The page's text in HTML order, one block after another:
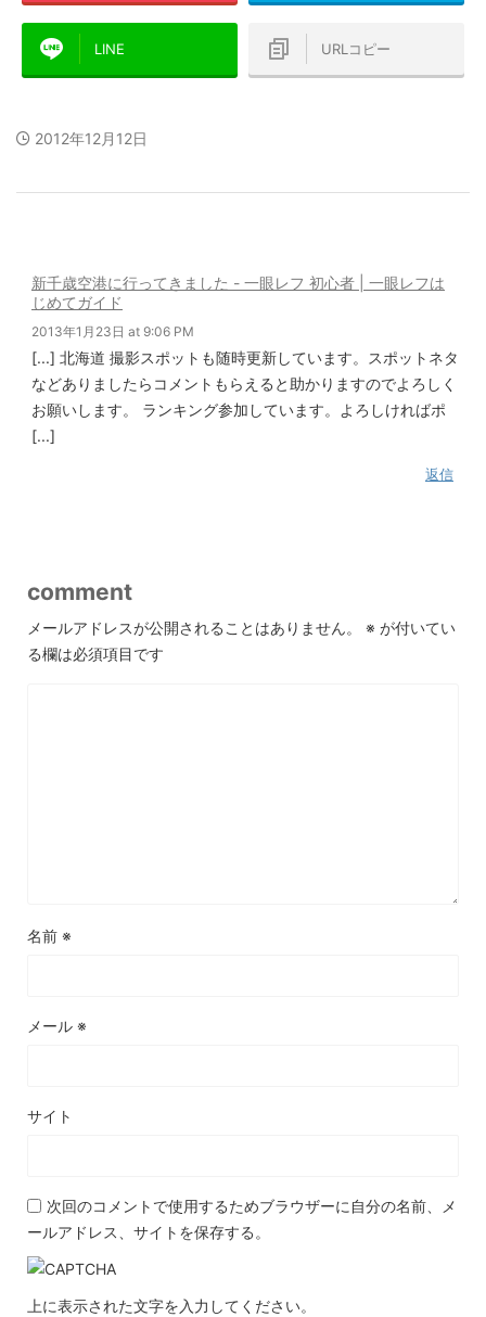
LINE URLコピー
2012年12月12日
新千歳空港に行ってきました - 一眼レフ 初心者 | 一眼レフは
じめてガイド
2013年1月23日 at 9:06 PM
[...] 北海道 撮影スポットも随時更新しています。スポットネタ
などありましたらコメントもらえると助かりますのでよろしく
お願いします。 ランキング参加しています。よろしければポ
[...]
返信
comment
メールアドレスが公開されることはありません。 ※ が付いてい
る欄は必須項目です
名前 ※
メール ※
サイト
次回のコメントで使用するためブラウザーに自分の名前、メ
ールアドレス、サイトを保存する。
上に表示された文字を入力してください。